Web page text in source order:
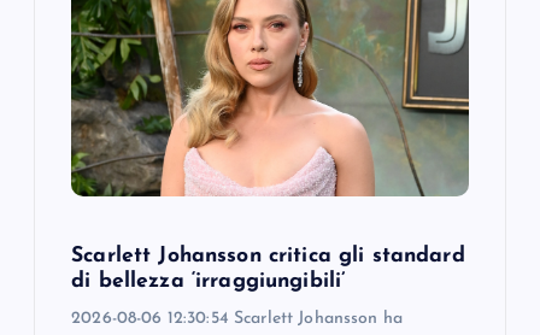
Scarlett Johansson critica gli standard
di bellezza ‘irraggiungibili’
2026-08-06 12:30:54 Scarlett Johansson ha